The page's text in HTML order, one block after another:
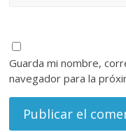
Guarda mi nombre,
navegador para la